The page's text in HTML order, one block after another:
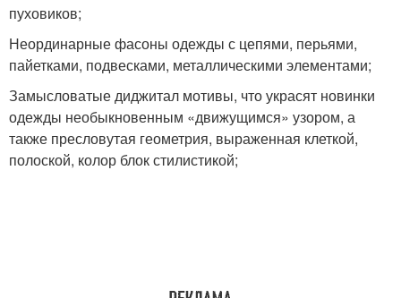
пуховиков;
Неординарные фасоны одежды с цепями, перьями,
пайетками, подвесками, металлическими элементами;
Замысловатые диджитал мотивы, что украсят новинки
одежды необыкновенным «движущимся» узором, а
также пресловутая геометрия, выраженная клеткой,
полоской, колор блок стилистикой;